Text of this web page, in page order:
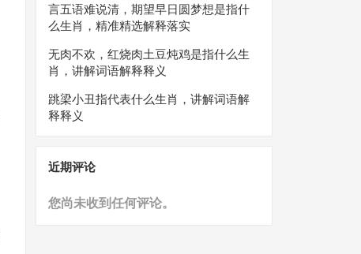
言五语难说清，期望早日圆梦想是指什
么生肖，精准精选解释落实
无肉不欢，红烧肉土豆炖鸡是指什么生
肖，讲解词语解释释义
跳梁小丑指代表什么生肖，讲解词语解
释释义
近期评论
您尚未收到任何评论。